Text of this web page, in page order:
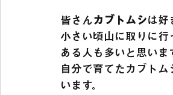
皆さんカブトムシは好
小さい頃山に取りに行
ある人も多いと思いま
自分で育てたカブトム
います。